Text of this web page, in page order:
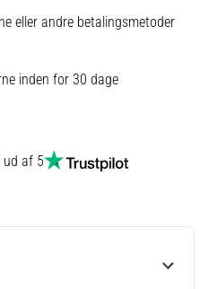
eller andre betalingsmetoder
inden for 30 dage
ud af 5